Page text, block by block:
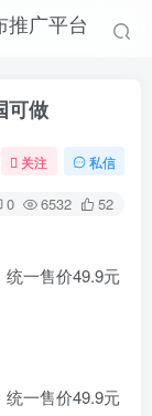
可做
关注 私信
0 6532 52
一售价49.9元
一售价49.9元